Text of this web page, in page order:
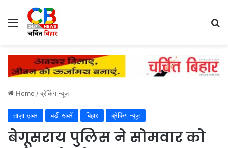
Menu
Home /ब्रेकिंग न्यूज़
ताज़ा ख़बर बड़ी खबरें बिहार ब्रेकिंग न्यूज़
बेगूसराय पुलिस ने सोमवार को